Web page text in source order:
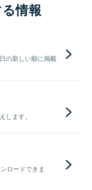
情報
の新しい順に掲載
します。
ロードできま